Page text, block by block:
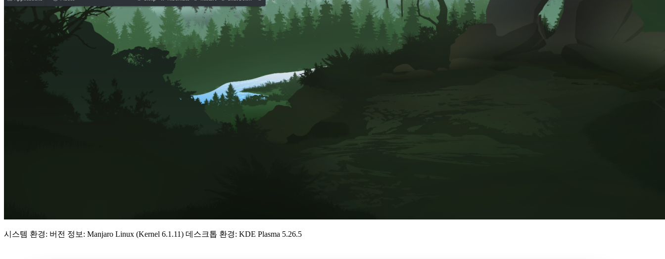
시스템 환경: 버전 정보: Manjaro Linux (Kernel 6.1.11) 데스크톱 환경: KDE Plasma 5.26.5